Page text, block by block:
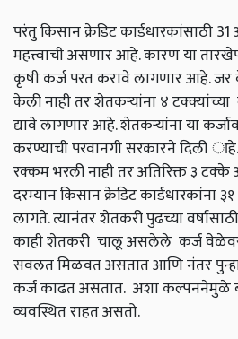
परंतु किसान क्रेडिट कार्डधारकांसाठी31
महत्त्वाची असणार आहे. कारण या
कृषी कर्ज परत करावे लागणार आहे.
केली नाही तर शेतकऱ्यांना ४
द्यावे लागणार आहे. शेतकऱ्यांना या
करण्याची परवानगी सरकारने दिली
रक्कम भरली नाही तर अतिरिक्त ३
दरम्यान किसान क्रेडिट कार्डधारकांना
लागते. त्यानंतर शेतकरी पुढच्या
काही शेतकरी चालू असलेले कर्ज
सवलत मिळवत असतात आणि नंतर पुन्हा
कर्ज काढत असतात. अशा कल्पननेमुळे
व्यवस्थित राहत असतो.